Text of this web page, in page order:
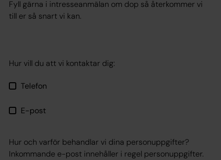
Fyll gärna i intresseanmälan om dop så återkommer vi
till er så snart vi kan.
Hur vill du att vi kontaktar dig:
Telefon
E-post
Hur och varför behandlar vi dina personuppgifter?
Inkommande e-post innehåller i regel personuppgifter.